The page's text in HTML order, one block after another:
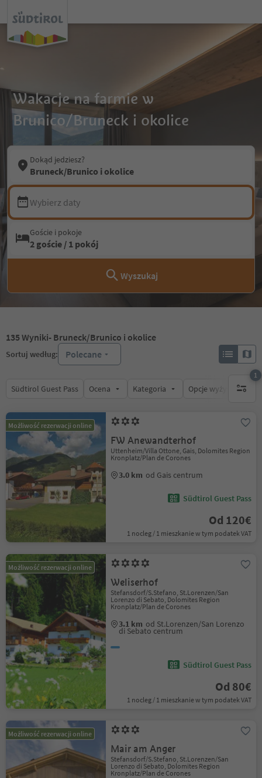
Wakacje na farmie w
Brunico/Bruneck i okolice
Dokąd jedziesz?
Bruneck/Brunico i okolice
Wybierz daty
Goście i pokoje
2 goście / 1 pokój
Wyszukaj
135Wyniki- Bruneck/Brunico i okolice
Sortuj według: Polecane
Südtirol Guest Pass Ocena Kategoria Opcje wyżywienia
1
1
Możliwość rezerwacji online
FW Anewandterhof
Uttenheim/Villa Ottone, Gais, Dolomites Region
Kronplatz/Plan de Corones
3.0 km od Gais centrum
Südtirol Guest Pass
Od 120€
1 nocleg / 1 mieszkanie w tym podatek VAT
Możliwość rezerwacji online
Weliserhof
Stefansdorf/S.Stefano, St.Lorenzen/San
Lorenzo di Sebato, Dolomites Region
Kronplatz/Plan de Corones
3.1 km od St.Lorenzen/San Lorenzo
di Sebato centrum
Südtirol Guest Pass
Od 80€
1 nocleg / 1 mieszkanie w tym podatek VAT
Możliwość rezerwacji online
Mair am Anger
Stefansdorf/S.Stefano, St.Lorenzen/San
Lorenzo di Sebato, Dolomites Region
Kronplatz/Plan de Corones